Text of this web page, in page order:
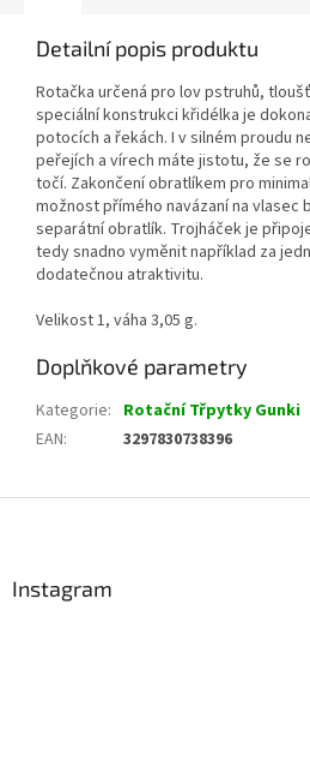
Detailní popis produktu
Rotačka určená pro lov pstruhů,
speciální konstrukci křidélka je
potocích a řekách. I v silném proudu
peřejích a vírech máte jistotu, že se
točí. Zakončení obratlíkem pro
možnost přímého navázaní na vlasec
separátní obratlík. Trojháček je
tedy snadno vyměnit například za
dodatečnou atraktivitu.
Velikost 1, váha 3,05 g.
Doplňkové parametry
Kategorie: Rotační Třpytky Gunki
EAN: 3297830738396
Instagram